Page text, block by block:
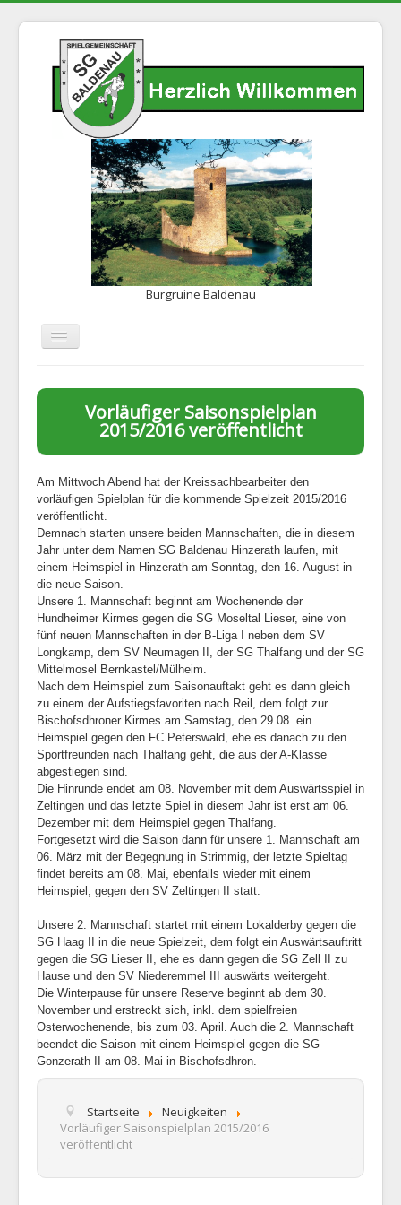
Burgruine Baldenau
Navigation
Home
1. Mannschaft
2. Mannschaft
AH
Die SG
Links
Neuigkeiten
Datenschutz
Impressum
Vorläufiger Saisonspielplan
2015/2016 veröffentlicht
Am Mittwoch Abend hat der Kreissachbearbeiter den
vorläufigen Spielplan für die kommende Spielzeit 2015/2016
veröffentlicht.
Demnach starten unsere beiden Mannschaften, die in diesem
Jahr unter dem Namen SG Baldenau Hinzerath laufen, mit
einem Heimspiel in Hinzerath am Sonntag, den 16. August in
die neue Saison.
Unsere 1. Mannschaft beginnt am Wochenende der
Hundheimer Kirmes gegen die SG Moseltal Lieser, eine von
fünf neuen Mannschaften in der B-Liga I neben dem SV
Longkamp, dem SV Neumagen II, der SG Thalfang und der SG
Mittelmosel Bernkastel/Mülheim.
Nach dem Heimspiel zum Saisonauftakt geht es dann gleich
zu einem der Aufstiegsfavoriten nach Reil, dem folgt zur
Bischofsdhroner Kirmes am Samstag, den 29.08. ein
Heimspiel gegen den FC Peterswald, ehe es danach zu den
Sportfreunden nach Thalfang geht, die aus der A-Klasse
abgestiegen sind.
Die Hinrunde endet am 08. November mit dem Auswärtsspiel in
Zeltingen und das letzte Spiel in diesem Jahr ist erst am 06.
Dezember mit dem Heimspiel gegen Thalfang.
Fortgesetzt wird die Saison dann für unsere 1. Mannschaft am
06. März mit der Begegnung in Strimmig, der letzte Spieltag
findet bereits am 08. Mai, ebenfalls wieder mit einem
Heimspiel, gegen den SV Zeltingen II statt.
Unsere 2. Mannschaft startet mit einem Lokalderby gegen die
SG Haag II in die neue Spielzeit, dem folgt ein Auswärtsauftritt
gegen die SG Lieser II, ehe es dann gegen die SG Zell II zu
Hause und den SV Niederemmel III auswärts weitergeht.
Die Winterpause für unsere Reserve beginnt ab dem 30.
November und erstreckt sich, inkl. dem spielfreien
Osterwochenende, bis zum 03. April. Auch die 2. Mannschaft
beendet die Saison mit einem Heimspiel gegen die SG
Gonzerath II am 08. Mai in Bischofsdhron.
Startseite
Neuigkeiten
Vorläufiger Saisonspielplan 2015/2016
veröffentlicht